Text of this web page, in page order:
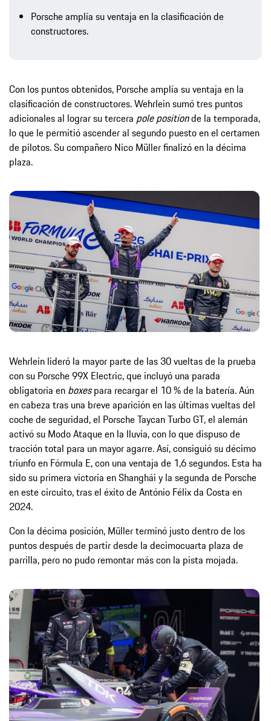
Porsche amplía su ventaja en la clasificación de
constructores.
Con los puntos obtenidos, Porsche amplía su ventaja en la
clasificación de constructores. Wehrlein sumó tres puntos
adicionales al lograr su tercera pole positionde la temporada,
lo que le permitió ascender al segundo puesto en el certamen
de pilotos. Su compañero Nico Müller finalizó en la décima
plaza.
Wehrlein lideró la mayor parte de las 30 vueltas de la prueba
con su Porsche 99X Electric, que incluyó una parada
obligatoria en boxespara recargar el 10 % de la batería. Aún
en cabeza tras una breve aparición en las últimas vueltas del
coche de seguridad, el Porsche Taycan Turbo GT, el alemán
activó su Modo Ataque en la lluvia, con lo que dispuso de
tracción total para un mayor agarre. Así, consiguió su décimo
triunfo en Fórmula E, con una ventaja de 1,6 segundos. Esta ha
sido su primera victoria en Shanghái y la segunda de Porsche
en este circuito, tras el éxito de António Félix da Costa en
2024.
Con la décima posición, Müller terminó justo dentro de los
puntos después de partir desde la decimocuarta plaza de
parrilla, pero no pudo remontar más con la pista mojada.